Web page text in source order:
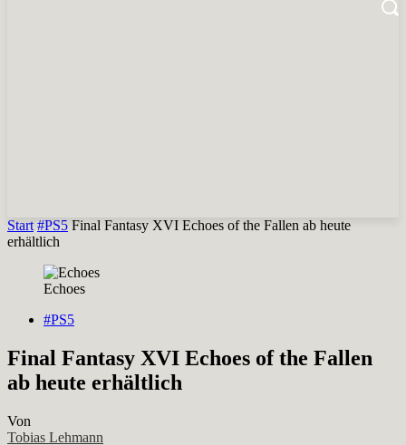
Start #PS5 Final Fantasy XVI Echoes of the Fallen ab heute
erhältlich
Echoes
#PS5
Final Fantasy XVI Echoes of the Fallen
ab heute erhältlich
Von
Tobias Lehmann